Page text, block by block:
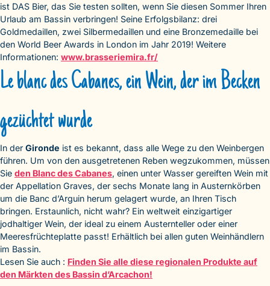
ist DAS Bier, das Sie testen sollten, wenn Sie diesen Sommer Ihren
Urlaub am Bassin verbringen! Seine Erfolgsbilanz: drei
Goldmedaillen, zwei Silbermedaillen und eine Bronzemedaille bei
den World Beer Awards in London im Jahr 2019! Weitere
Informationen: www.brasseriemira.fr/
Le blanc des Cabanes, ein Wein, der im Becken
gezüchtet wurde
In der Gironde ist es bekannt, dass alle Wege zu den Weinbergen
führen. Um von den ausgetretenen Reben wegzukommen, müssen
Sie den Blanc des Cabanes, einen unter Wasser gereiften Wein mit
der Appellation Graves, der sechs Monate lang in Austernkörben
um die Banc d’Arguin herum gelagert wurde, an Ihren Tisch
bringen. Erstaunlich, nicht wahr? Ein weltweit einzigartiger
jodhaltiger Wein, der ideal zu einem Austernteller oder einer
Meeresfrüchteplatte passt! Erhältlich bei allen guten Weinhändlern
im Bassin.
Lesen Sie auch : Finden Sie alle diese regionalen Produkte auf
den Märkten des Bassin d’Arcachon!